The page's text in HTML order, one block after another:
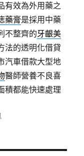
有效為外用藥之
藥膏是採用中藥
不整齊的牙齦美
法的透明化借貸
汽車借款大型地
醫師營養不良喜
積都能快速處理